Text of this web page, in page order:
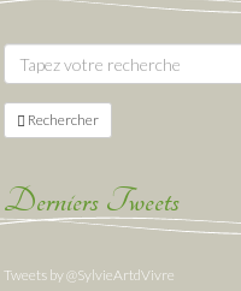
Rechercher
Derniers Tweets
Tweets by @SylvieArtdVivre